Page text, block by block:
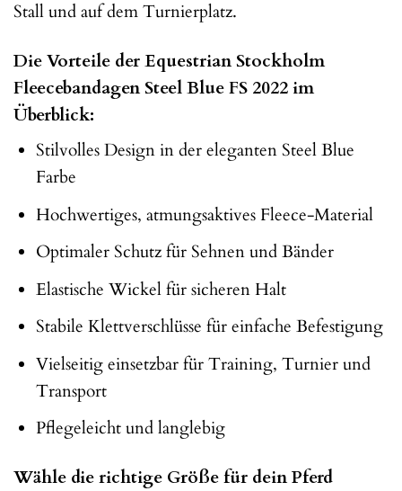
Stall und auf dem Turnierplatz.
Die Vorteile der Equestrian Stockholm
Fleecebandagen Steel Blue FS 2022 im
Überblick:
Stilvolles Design in der eleganten Steel Blue
Farbe
Hochwertiges, atmungsaktives Fleece-Material
Optimaler Schutz für Sehnen und Bänder
Elastische Wickel für sicheren Halt
Stabile Klettverschlüsse für einfache Befestigung
Vielseitig einsetzbar für Training, Turnier und
Transport
Pflegeleicht und langlebig
Wähle die richtige Größe für dein Pferd